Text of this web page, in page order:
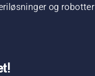
og robotter